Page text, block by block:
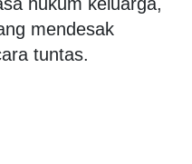
mendesak
tuntas.